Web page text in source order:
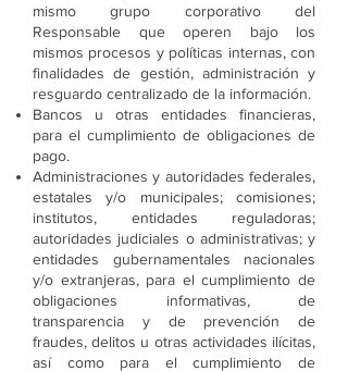
mismo grupo corporativo del
Responsable que operen bajo los
mismos procesos y políticas internas, con
finalidades de gestión, administración y
resguardo centralizado de la información.
Bancos u otras entidades financieras,
para el cumplimiento de obligaciones de
pago.
Administraciones y autoridades federales,
estatales y/o municipales; comisiones;
institutos, entidades reguladoras;
autoridades judiciales o administrativas; y
entidades gubernamentales nacionales
y/o extranjeras, para el cumplimiento de
obligaciones informativas, de
transparencia y de prevención de
fraudes, delitos u otras actividades ilícitas,
así como para el cumplimiento de